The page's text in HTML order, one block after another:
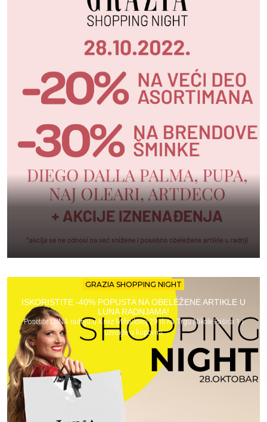
GRAZIA SHOPPING NIGHT
ISKORISTITE -40% POPUSTA NA OBELEŽENE ARTIKLE U
LUNA RADNJAMA!
Posetite LUNA radnju u Knez Mihailovoj 29 ili na Trgu Nikole Pašića 1 i
uživajte u kupovini